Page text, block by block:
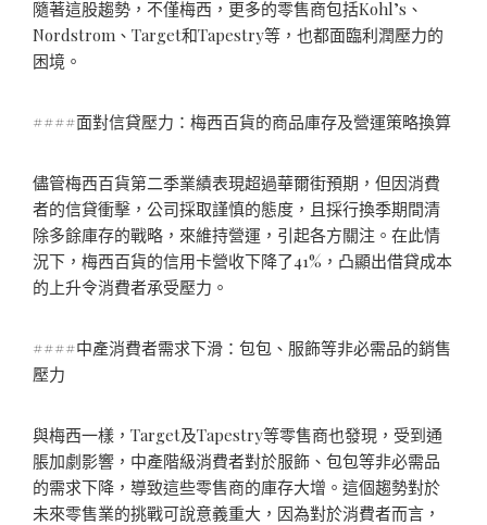
隨著這股趨勢，不僅梅西，更多的零售商包括Kohl’s、
Nordstrom、Target和Tapestry等，也都面臨利潤壓力的
困境。
####面對信貸壓力：梅西百貨的商品庫存及營運策略換算
儘管梅西百貨第二季業績表現超過華爾街預期，但因消費
者的信貸衝擊，公司採取謹慎的態度，且採行換季期間清
除多餘庫存的戰略，來維持營運，引起各方關注。在此情
況下，梅西百貨的信用卡營收下降了41%，凸顯出借貸成本
的上升令消費者承受壓力。
####中產消費者需求下滑：包包、服飾等非必需品的銷售
壓力
與梅西一樣，Target及Tapestry等零售商也發現，受到通
脹加劇影響，中產階級消費者對於服飾、包包等非必需品
的需求下降，導致這些零售商的庫存大增。這個趨勢對於
未來零售業的挑戰可說意義重大，因為對於消費者而言，